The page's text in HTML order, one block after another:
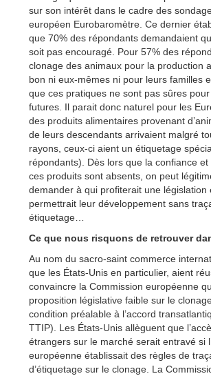
sur son intérêt dans le cadre des
européen Eurobaromètre. Ce dernier
que 70% des répondants demandaient
soit pas encouragé. Pour 57% des
clonage des animaux pour la production
bon ni eux-mêmes ni pour leurs familles
que ces pratiques ne sont pas sûres
futures. Il parait donc naturel pour les
des produits alimentaires provenant
de leurs descendants arrivaient malgré
rayons, ceux-ci aient un étiquetage
répondants). Dès lors que la confiance et
ces produits sont absents, on peut
demander à qui profiterait une législation
permettrait leur développement sans
étiquetage…
Ce que nous risquons de retrouver
Au nom du sacro-saint commerce
que les États-Unis en particulier, aient
convaincre la Commission européenne
proposition législative faible sur le
condition préalable à l’accord
TTIP). Les États-Unis allèguent que
étrangers sur le marché serait entravé si
européenne établissait des règles de
d’étiquetage sur le clonage. La